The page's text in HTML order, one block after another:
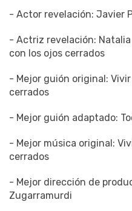
- Actor revelación: Javier
- Actriz revelación:
con los ojos cerrados
- Mejor guión original:
cerrados
- Mejor guión adaptado:
- Mejor música original:
cerrados
- Mejor dirección de
Zugarramurdi